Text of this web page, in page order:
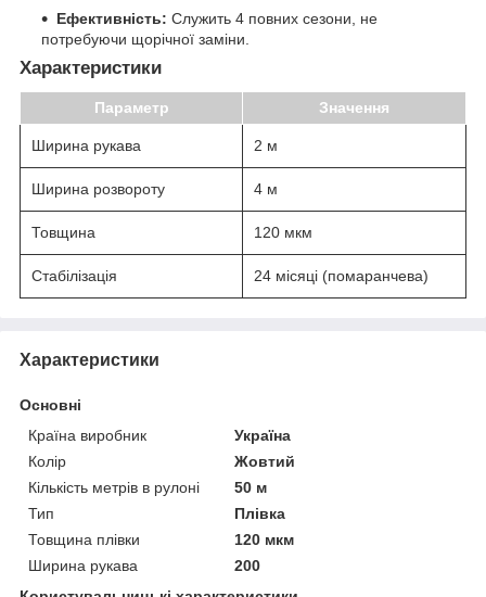
Ефективність: Служить 4 повних сезони, не
потребуючи щорічної заміни.
Характеристики
Параметр Значення
Ширина рукава 2 м
Ширина розвороту 4 м
Товщина 120 мкм
Стабілізація 24 місяці (помаранчева)
Характеристики
Основні
Країна виробник
Україна
Колір
Жовтий
Кількість метрів в рулоні
50 м
Тип
Плівка
Товщина плівки
120 мкм
Ширина рукава
200